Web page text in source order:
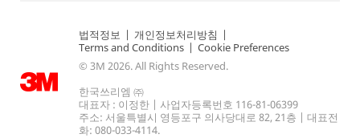
법적정보 | 개인정보처리방침 |
Terms and Conditions | Cookie Preferences
© 3M 2026. All Rights Reserved.
한국쓰리엠 ㈜
대표자 : 이정한 | 사업자등록번호 116-81-06399
주소: 서울특별시 영등포구 의사당대로 82, 21층 | 대표전
화: 080-033-4114.